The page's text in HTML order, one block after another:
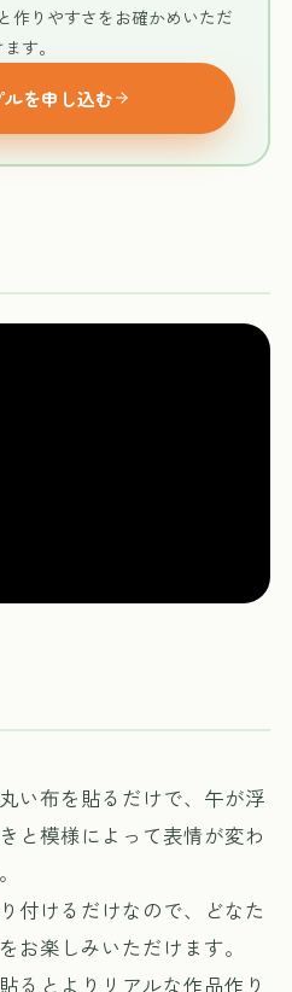
作りやすさをお確かめいただ
す。
を申し込む
い布を貼るだけで、午が浮
と模様によって表情が変わ
付けるだけなので、どなた
お楽しみいただけます。
るとよりリアルな作品作り